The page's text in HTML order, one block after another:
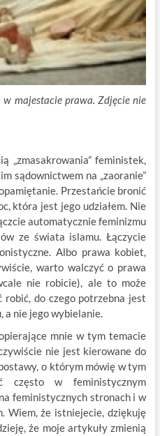
majestacie prawa. Zdjęcie nie
„zmasakrowania” feministek,
sądownictwem na „zaoranie”
Przestańcie bronić
która jest jego udziałem. Nie
automatycznie feminizmu
ze świata islamu. Łączycie
Albo prawa kobiet,
warto walczyć o prawa
nie robicie), ale to może
do czego potrzebna jest
nie jego wybielanie.
mnie w tym temacie
nie jest kierowane do
o którym mówię w tym
często w feministycznym
feministycznych stronach i w
Wiem, że istniejecie, dziękuję
że moje artykuły zmienią